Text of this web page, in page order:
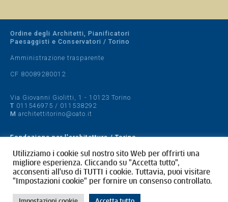
Ordine degli Architetti, Pianificatori
Paesaggisti e Conservatori / Torino
Amministrazione trasparente
CF 80089280012
Via Giovanni Giolitti, 1 - 10123 Torino
T 011546975 / 011538292
M architettitorino@oato.it
Fondazione per l'architettura / Torino
Designed by quattrolinee.it
Cookie Policy
Privacy Policy
Utilizziamo i cookie sul nostro sito Web per offrirti una
migliore esperienza. Cliccando su "Accetta tutto",
acconsenti all'uso di TUTTI i cookie. Tuttavia, puoi visitare
"Impostazioni cookie" per fornire un consenso controllato.